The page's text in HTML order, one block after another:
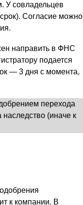
У совладельцев
Согласие можно
направить в ФНС
подается
— 3 дня с момента,
перехода
(иначе к
к компании. В